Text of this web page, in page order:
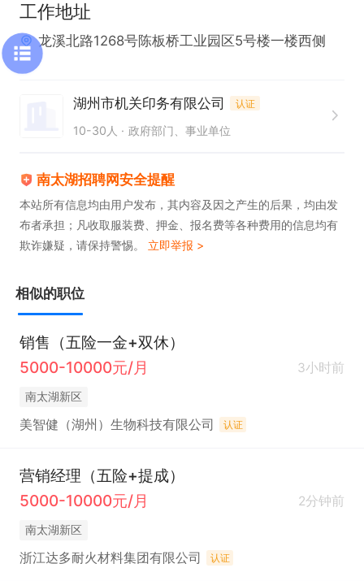
工作地址
龙溪北路1268号陈板桥工业园区5号楼一楼西侧
湖州市机关印务有限公司 认证
10-30人 政府部门、事业单位
南太湖招聘网安全提醒
本站所有信息均由用户发布，其内容及因之产生的后果，均由发
布者承担；凡收取服装费、押金、报名费等各种费用的信息均有
欺诈嫌疑，请保持警惕。 立即举报 >
相似的职位
销售（五险一金+双休）
5000-10000元/月
3小时前
南太湖新区
美智健（湖州）生物科技有限公司 认证
营销经理（五险+提成）
5000-10000元/月
2分钟前
南太湖新区
浙江达多耐火材料集团有限公司 认证